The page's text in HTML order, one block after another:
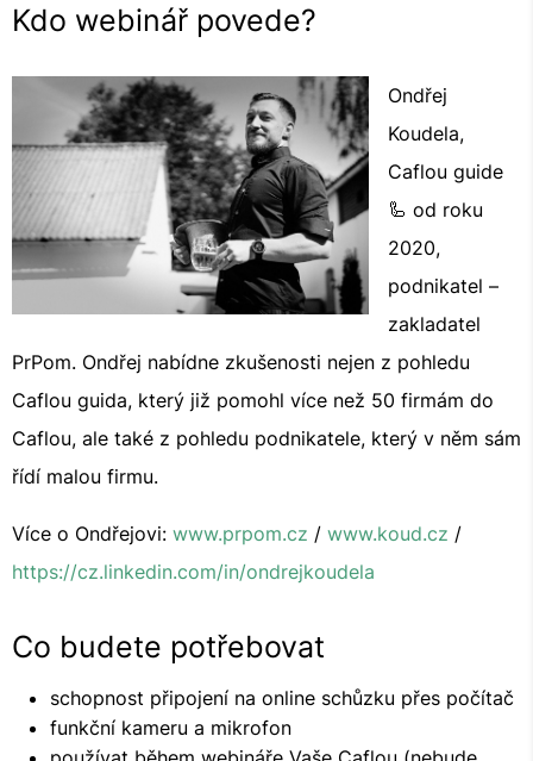
Kdo webinář povede?
Ondřej
Koudela,
Caflou guide
🦾 od roku
2020,
podnikatel –
zakladatel
PrPom. Ondřej nabídne zkušenosti nejen z pohledu
Caflou guida, který již pomohl více než 50 firmám do
Caflou, ale také z pohledu podnikatele, který v něm sám
řídí malou firmu.
Více o Ondřejovi: www.prpom.cz / www.koud.cz /
https://cz.linkedin.com/in/ondrejkoudela
Co budete potřebovat
schopnost připojení na online schůzku přes počítač
funkční kameru a mikrofon